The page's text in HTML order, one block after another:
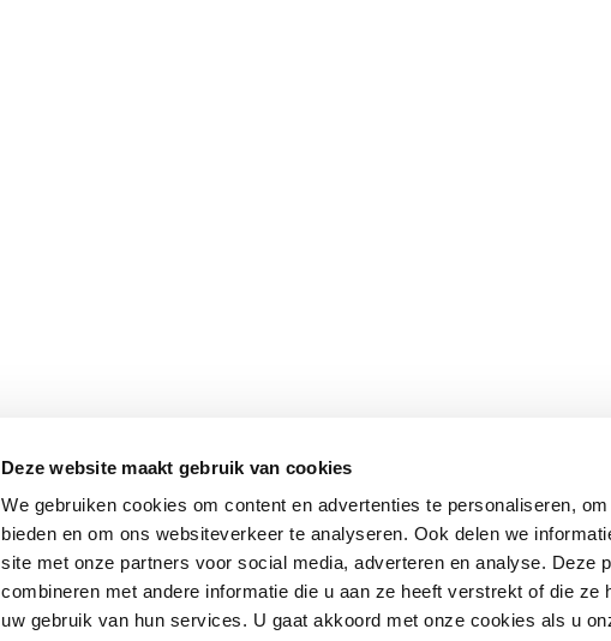
Deze website maakt gebruik van cookies
We gebruiken cookies om content en advertenties te personaliseren,
bieden en om ons websiteverkeer te analyseren. Ook delen we
site met onze partners voor social media, adverteren en analyse. Deze
combineren met andere informatie die u aan ze heeft verstrekt of die ze
uw gebruik van hun services. U gaat akkoord met onze cookies als u